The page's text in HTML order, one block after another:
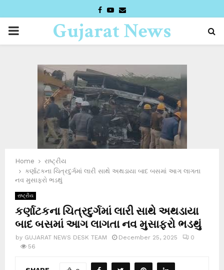
FACEBOOK
YOUTUBE
EMAIL
PRIMARYGujarat News
Home
રાષ્ટ્રીય
કર્ણાટકના ચિત્રદુર્ગમાં લારી સાથે અથડાયા બાદ બસમાં આગ લાગતા
નવ મુસાફરો ભડથું
રાષ્ટ્રીય
કર્ણાટકના ચિત્રદુર્ગમાં લારી સાથે અથડાયા
બાદ બસમાં આગ લાગતા નવ મુસાફરો ભડથું
by GUJARAT NEWS DESK TEAM December 25, 2025
0
56